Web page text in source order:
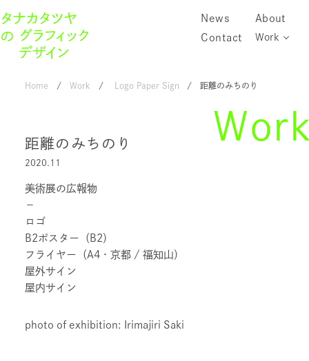
News
About
Contact
Work
Home Work Logo Paper Sign 距離のみちのり
距離のみちのり
2020.11
美術展の広報物
－
ロゴ
B2ポスター（B2）
フライヤー（A4・京都 / 福知山）
屋外サイン
屋内サイン
photo of exhibition: Irimajiri Saki